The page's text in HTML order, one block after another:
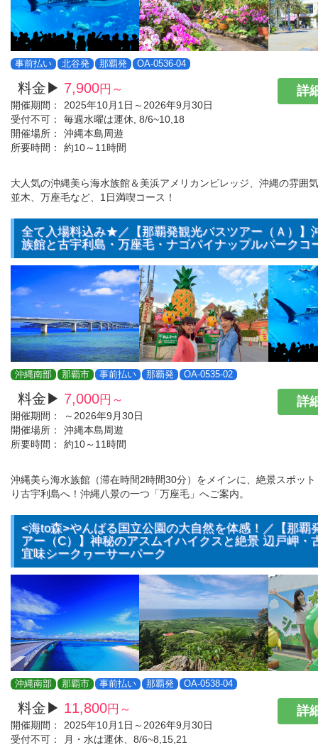
事前払い 北谷発 那覇発 OA-0536-04
料金▶ 7,900円～
開催期間：
2025年10月1日～2026年9月30日
受付不可：
毎週水曜は運休, 8/6~10,18
開催場所：
沖縄本島周遊
所要時間：
約10～11時間
詳
大人気の沖縄美ら海水族館＆美浜アメリカンビレッジ、沖縄の雰囲
並木、万座毛など、1日満喫コース！
全て入場料込み★／【那覇発観光バスツアー（Ａ）】
族館と古宇利島・万座毛・ナゴパイナップルパークコ
沖縄南部 那覇市 事前払い 那覇発 OA-0535-02
料金▶ 7,000円～
開催期間：
～2026年9月30日
開催場所：
沖縄本島周遊
所要時間：
約10～11時間
詳
沖縄美ら海水族館（滞在時間2時間30分）をメインに、絶景スポッ
り古宇利島へ！沖縄八景の一つ「万座毛」へご案内。
<海to森>やんばる国立公園の大自然を体感！／【那覇
アー（C）】神秘のアスムイハイクスと絶景 辺戸岬・
宜味シークヮーサーパーク
沖縄南部 那覇市 事前払い 那覇発 OA-0538-04
料金▶ 11,800円～
開催期間：
2025年10月1日～2026年9月30日
受付不可：
月・水は運休、8/6~8,15,21
詳